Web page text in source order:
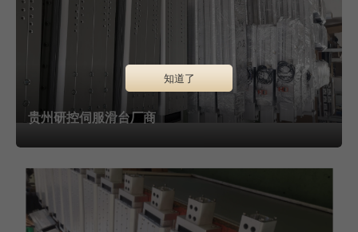
上海丝杆滑台是机床和精密机械中常用的传动元件，其主
要功能是将旋转运动转化为直线运动或将扭矩化为轴向重复
力，具有高精度，可逆性和效率好的特点。上海丝杆滑台与滑
动螺旋副相比，驱动扭矩为1/3.由于滚珠丝杠副的丝杠和螺母
之间滚动着大量的滚珠，可以获得更高的运动效率。与过去的
滑动丝杠副相比，驱动扭矩小于1/3.即达到相同的运动结果所
贵州研控伺服滑台厂商
知道了